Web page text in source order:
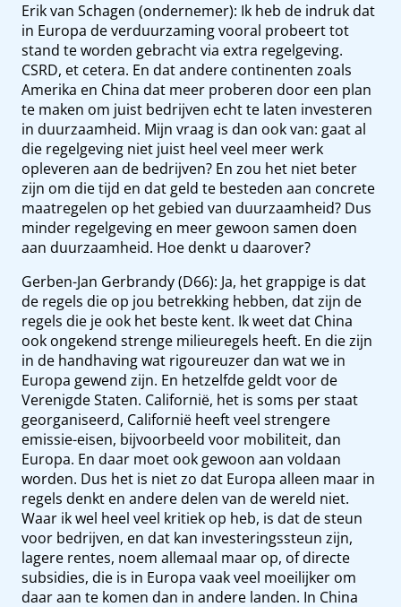
Erik van Schagen (ondernemer): Ik heb de indruk dat
in Europa de verduurzaming vooral probeert tot
stand te worden gebracht via extra regelgeving.
CSRD, et cetera. En dat andere continenten zoals
Amerika en China dat meer proberen door een plan
te maken om juist bedrijven echt te laten investeren
in duurzaamheid. Mijn vraag is dan ook van: gaat al
die regelgeving niet juist heel veel meer werk
opleveren aan de bedrijven? En zou het niet beter
zijn om die tijd en dat geld te besteden aan concrete
maatregelen op het gebied van duurzaamheid? Dus
minder regelgeving en meer gewoon samen doen
aan duurzaamheid. Hoe denkt u daarover?
Gerben-Jan Gerbrandy (D66): Ja, het grappige is dat
de regels die op jou betrekking hebben, dat zijn de
regels die je ook het beste kent. Ik weet dat China
ook ongekend strenge milieuregels heeft. En die zijn
in de handhaving wat rigoureuzer dan wat we in
Europa gewend zijn. En hetzelfde geldt voor de
Verenigde Staten. Californië, het is soms per staat
georganiseerd, Californië heeft veel strengere
emissie-eisen, bijvoorbeeld voor mobiliteit, dan
Europa. En daar moet ook gewoon aan voldaan
worden. Dus het is niet zo dat Europa alleen maar in
regels denkt en andere delen van de wereld niet.
Waar ik wel heel veel kritiek op heb, is dat de steun
voor bedrijven, en dat kan investeringssteun zijn,
lagere rentes, noem allemaal maar op, of directe
subsidies, die is in Europa vaak veel moeilijker om
daar aan te komen dan in andere landen. In China